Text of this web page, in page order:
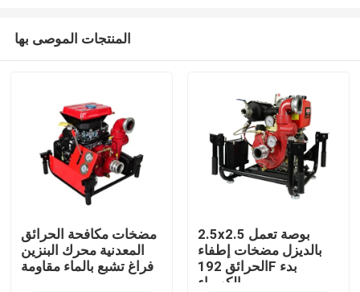
المنتجات الموصى بها
مضخات مكافحة الحرائق
المعدنية محرك البنزين
فراغ تشبع بالماء مقاومة
2.5x2.5 بوصة تعمل
بالديزل مضخات إطفاء
الحرائق 192F بدء
الكهرباء